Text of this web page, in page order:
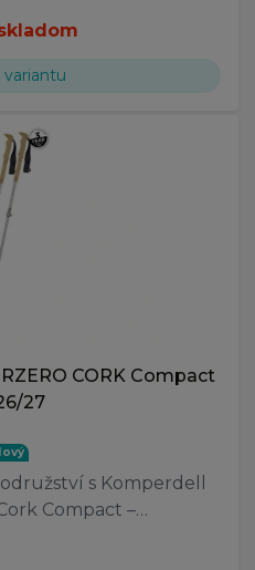
variantu
CORK Compact
27
s Komperdell
Compact –…